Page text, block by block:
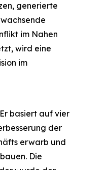
generierte
im Nahen
wird eine
im
basiert auf vier
der
erwarb und
Die